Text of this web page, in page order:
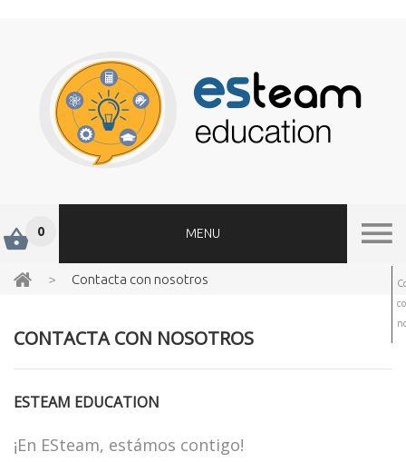
0 MENU
> Contacta con nosotros
CONTACTA CON NOSOTROS
ESTEAM EDUCATION
¡En ESteam, estámos contigo!